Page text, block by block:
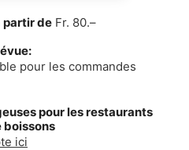
partir de Fr. 80.–
pour les commandes
pour les restaurants
boissons
ici